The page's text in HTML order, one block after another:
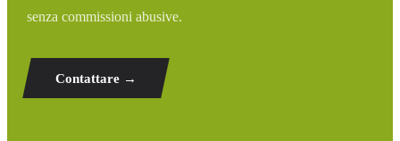
senza commissioni abusive.
Contattare →